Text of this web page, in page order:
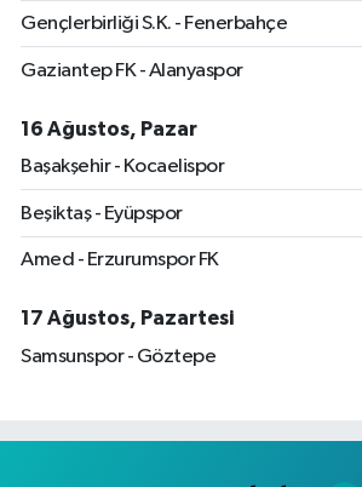
Gençlerbirliği S.K. - Fenerbahçe
Gaziantep FK - Alanyaspor
16 Ağustos, Pazar
Başakşehir - Kocaelispor
Beşiktaş - Eyüpspor
Amed - Erzurumspor FK
17 Ağustos, Pazartesi
Samsunspor - Göztepe